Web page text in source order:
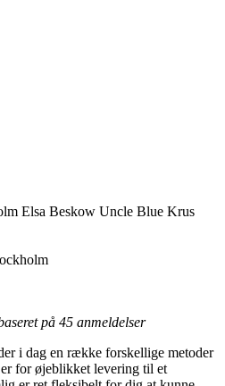
Elsa Beskow Uncle Blue Krus
på 45 anmeldelser
i dag en række forskellige metoder
for øjeblikket levering til et